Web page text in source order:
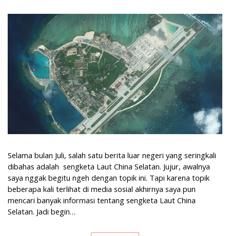
Kemelut Sengketa Laut China Selatan
Selama bulan Juli, salah satu berita luar negeri yang seringkali
dibahas adalah sengketa Laut China Selatan. Jujur, awalnya
saya nggak begitu ngeh dengan topik ini. Tapi karena topik
beberapa kali terlihat di media sosial akhirnya saya pun
mencari banyak informasi tentang sengketa Laut China
Selatan. Jadi begin…